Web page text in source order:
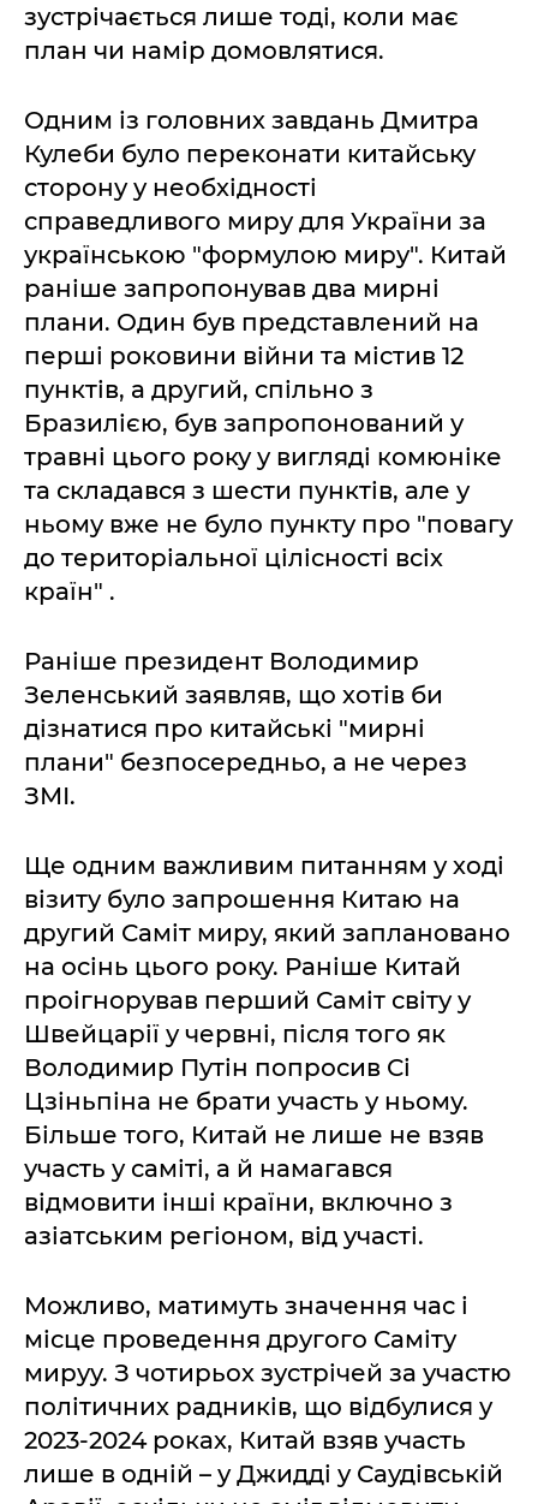
зустрічається лише тоді, коли має
план чи намір домовлятися.
Одним із головних завдань Дмитра
Кулеби було переконати китайську
сторону у необхідності
справедливого миру для України за
українською "формулою миру". Китай
раніше запропонував два мирні
плани. Один був представлений на
перші роковини війни та містив 12
пунктів, а другий, спільно з
Бразилією, був запропонований у
травні цього року у вигляді комюніке
та складався з шести пунктів, але у
ньому вже не було пункту про "повагу
до територіальної цілісності всіх
країн" .
Раніше президент Володимир
Зеленський заявляв, що хотів би
дізнатися про китайські "мирні
плани" безпосередньо, а не через
ЗМІ.
Ще одним важливим питанням у ході
візиту було запрошення Китаю на
другий Саміт миру, який заплановано
на осінь цього року. Раніше Китай
проігнорував перший Саміт світу у
Швейцарії у червні, після того як
Володимир Путін попросив Сі
Цзіньпіна не брати участь у ньому.
Більше того, Китай не лише не взяв
участь у саміті, а й намагався
відмовити інші країни, включно з
азіатським регіоном, від участі.
Можливо, матимуть значення час і
місце проведення другого Саміту
мируу. З чотирьох зустрічей за участю
політичних радників, що відбулися у
2023-2024 роках, Китай взяв участь
лише в одній – у Джидді у Саудівській